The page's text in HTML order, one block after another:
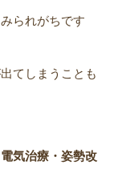
られがちです
てしまうことも
気治療・姿勢改